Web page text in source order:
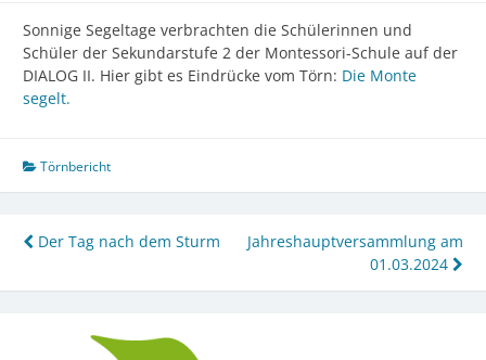
Sonnige Segeltage verbrachten die Schülerinnen und
Schüler der Sekundarstufe 2 der Montessori-Schule auf der
DIALOG II. Hier gibt es Eindrücke vom Törn: Die Monte
segelt.
Törnbericht
Beitragsnavigation
Der Tag nach dem Sturm
Jahreshauptversammlung am
01.03.2024